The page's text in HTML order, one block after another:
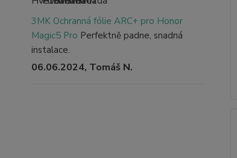
3MK Ochranná fólie ARC+ pro Honor
Magic5 Pro Perfektně padne, snadná
instalace.
06.06.2024, Tomáš N.